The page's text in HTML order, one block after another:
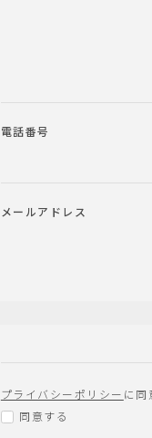
電話番号
メールアドレス
プライバシーポリシー に同
同意する